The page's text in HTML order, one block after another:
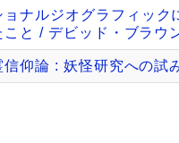
ョナルジオグラフィック
こと / デビッド・ブラウ
信仰論 : 妖怪研究への試